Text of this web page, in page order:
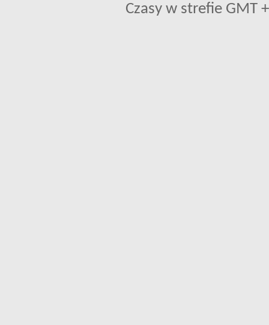
Czasy w strefie GMT